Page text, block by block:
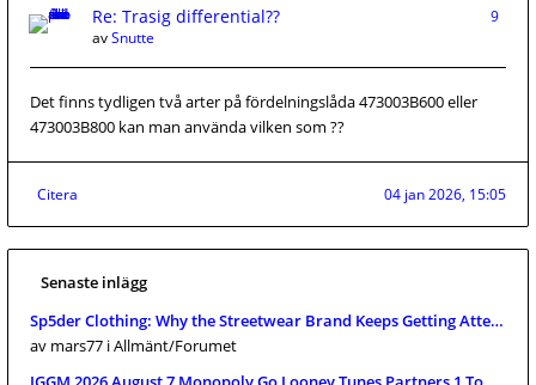
Re: Trasig differential??
9
avSnutte
Det finns tydligen två arter på fördelningslåda 473003B600 eller
473003B800 kan man använda vilken som ??
Citera 04 jan 2026, 15:05
Senaste inlägg
Sp5der Clothing: Why the Streetwear Brand Keeps Getting Attention
av mars77 i Allmänt/Forumet